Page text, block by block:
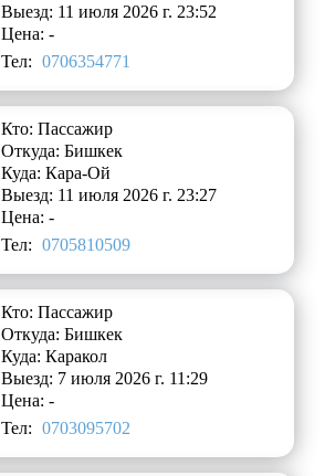
Выезд: 11 июля 2026 г. 23:52
Цена: -
Тел: 0706354771
Кто: Пассажир
Откуда: Бишкек
Куда: Кара-Ой
Выезд: 11 июля 2026 г. 23:27
Цена: -
Тел: 0705810509
Кто: Пассажир
Откуда: Бишкек
Куда: Каракол
Выезд: 7 июля 2026 г. 11:29
Цена: -
Тел: 0703095702